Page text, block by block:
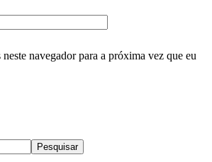
neste navegador para a próxima vez que eu
Pesquisar